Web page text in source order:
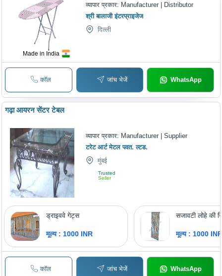
Made in India
व्यापार प्रकार: Manufacturer | Distributor
श्री बालाजी इंटरप्राइजेज
दिल्ली
कॉल जांच भेजें WhatsApp
गढ़ा आयरन सेंटर टेबल
व्यापार प्रकार: Manufacturer | Supplier
टरेट आर्ट मेटल पवत. ल्टड.
मुंबई
Trusted
Seller
ड्राइववे गेट्स
मूल्य : 1000 INR
सजावटी लोहे की
मूल्य : 1000
कॉल जांच भेजें WhatsApp